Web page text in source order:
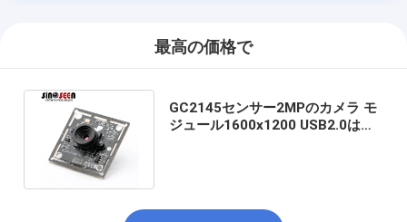
最高の価格で
GC2145センサー2MPのカメラ モ
ジュール1600x1200 USB2.0は調